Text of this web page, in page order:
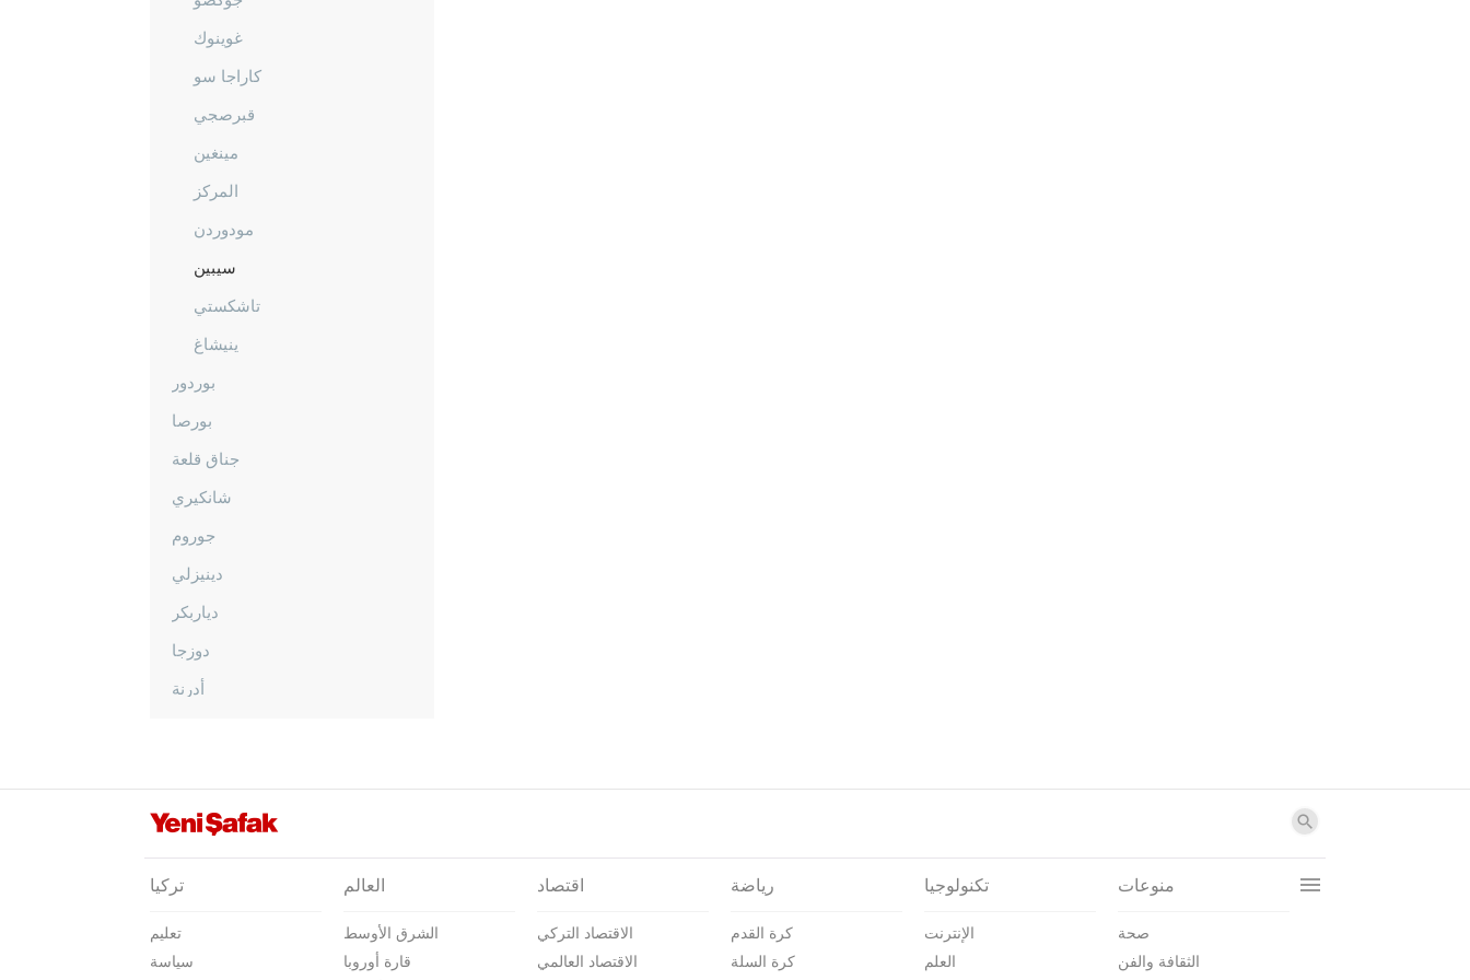
غوينوك
كاراجا سو
قبرصجي
مينغين
المركز
مودوردن
سيبين
تاشكستي
ينيشاغ
بوردور
بورصا
جناق قلعة
شانكيري
جوروم
دينيزلي
دياربكر
دوزجا
أدرنة
إيسكي شهير
غازي عنتاب
كوموش خانة
تركيا
تعليم
سياسة
العالم
الشرق الأوسط
قارة أوروبا
اقتصاد
الاقتصاد التركي
الاقتصاد العالمي
رياضة
كرة القدم
كرة السلة
تكنولوجيا
الإنترنت
العلم
منوعات
صحة
الثقافة والفن